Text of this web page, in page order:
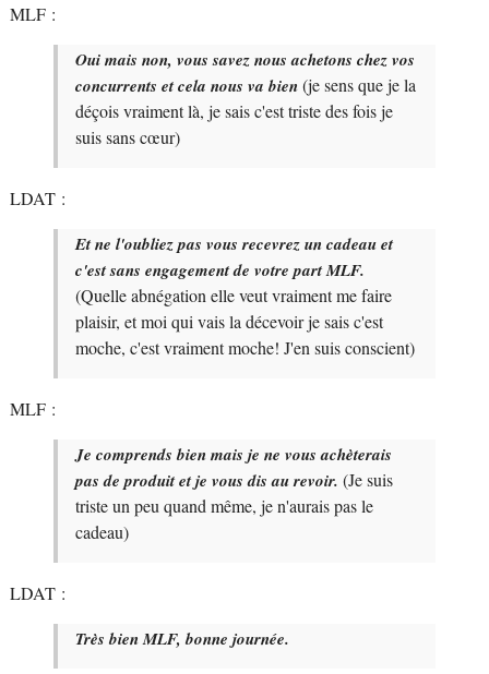
MLF :
Oui mais non, vous savez nous achetons chez vos
concurrents et cela nous va bien(je sens que je la
déçois vraiment là, je sais c'est triste des fois je
suis sans cœur)
LDAT :
Et ne l'oubliez pas vous recevrez un cadeau et
c'est sans engagement de votre part MLF.
(Quelle abnégation elle veut vraiment me faire
plaisir, et moi qui vais la décevoir je sais c'est
moche, c'est vraiment moche! J'en suis conscient)
MLF :
Je comprends bien mais je ne vous achèterais
pas de produit et je vous dis au revoir. (Je suis
triste un peu quand même, je n'aurais pas le
cadeau)
LDAT :
Très bien MLF, bonne journée.